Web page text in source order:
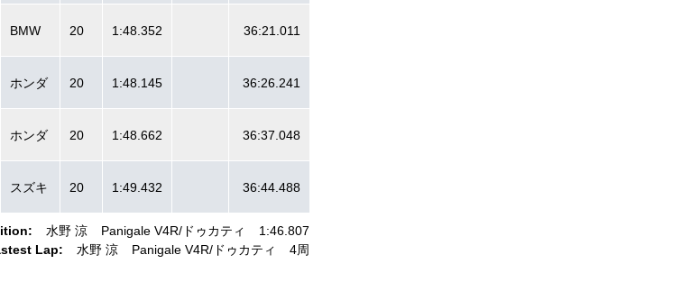
水野 涼 Panigale V4R ドゥカティ
1:46.807
Lap:
水野 涼 Panigale V4R ドゥカティ 4周
BMW 20 1:48.352 36:21.011
ホンダ 20 1:48.145 36:26.241
ホンダ 20 1:48.662 36:37.048
スズキ 20 1:49.432 36:44.488